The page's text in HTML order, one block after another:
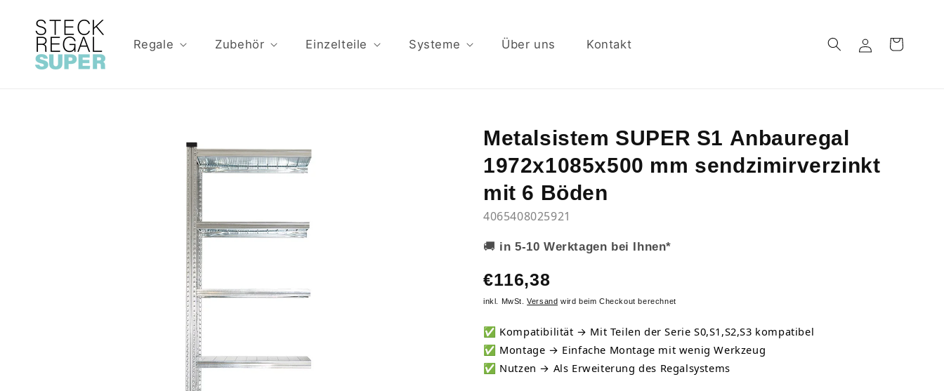
Inhalt
Regale Zubehör Einzelteile Systeme Über uns Kontakt EinloggenWarenkorb
Metalsistem SUPER S1 Anbauregal
1972x1085x500 mm sendzimirverzinkt
mit 6 Böden
4065408025921
🚚 in 5-10 Werktagen bei Ihnen*
€116,38
inkl. MwSt.Versand wird beim Checkout berechnet
✅ Kompatibilität → Mit Teilen der Serie S0,S1,S2,S3 kompatibel
✅ Montage → Einfache Montage mit wenig Werkzeug
✅ Nutzen → Als Erweiterung des Regalsystems